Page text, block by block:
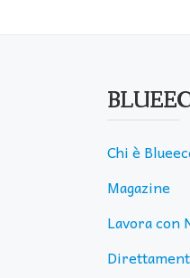
Chi è
Magazine
Lavora con